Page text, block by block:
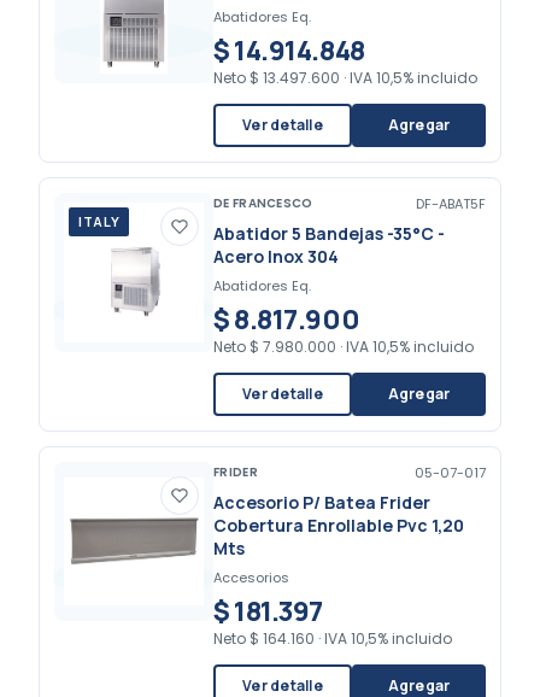
Abatidores Eq.
$ 14.914.848
Neto $ 13.497.600 · IVA 10,5% incluido
Ver detalle Agregar
ITALY
DE FRANCESCO DF-ABAT5F
Abatidor 5 Bandejas -35°C -
Acero Inox 304
Abatidores Eq.
$ 8.817.900
Neto $ 7.980.000 · IVA 10,5% incluido
Ver detalle Agregar
FRIDER 05-07-017
Accesorio P/ Batea Frider
Cobertura Enrollable Pvc 1,20
Mts
Accesorios
$ 181.397
Neto $ 164.160 · IVA 10,5% incluido
Ver detalle Agregar